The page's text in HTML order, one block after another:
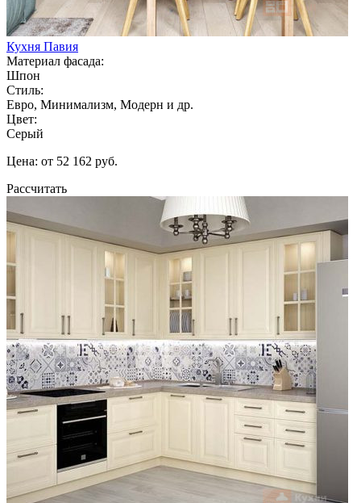
Кухня Павия
Материал фасада:
Шпон
Стиль:
Евро, Минимализм, Модерн и др.
Цвет:
Серый
Цена: от 52 162 руб.
Рассчитать